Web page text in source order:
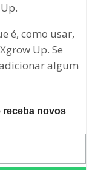
é, como usar,
Up. Se
algum
receba novos